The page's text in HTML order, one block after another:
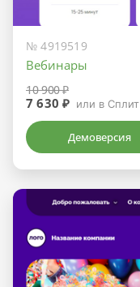
№ 4919519
Вебинары
10 900 ₽
7 630 ₽ или в Сплит
Демоверсия